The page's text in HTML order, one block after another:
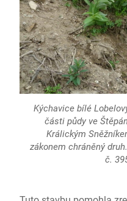
Kýchavice bílé
části půdy ve
Králickým
zákonem chráněný
č.